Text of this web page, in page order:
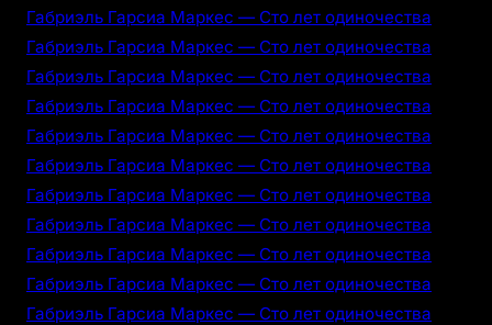
Габриэль Гарсиа Маркес — Сто лет одиночества
Габриэль Гарсиа Маркес — Сто лет одиночества
Габриэль Гарсиа Маркес — Сто лет одиночества
Габриэль Гарсиа Маркес — Сто лет одиночества
Габриэль Гарсиа Маркес — Сто лет одиночества
Габриэль Гарсиа Маркес — Сто лет одиночества
Габриэль Гарсиа Маркес — Сто лет одиночества
Габриэль Гарсиа Маркес — Сто лет одиночества
Габриэль Гарсиа Маркес — Сто лет одиночества
Габриэль Гарсиа Маркес — Сто лет одиночества
Габриэль Гарсиа Маркес — Сто лет одиночества